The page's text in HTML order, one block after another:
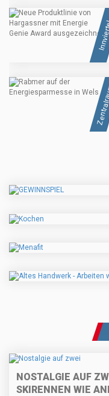
NOSTALGIE AUF
SKIRENNEN WIE